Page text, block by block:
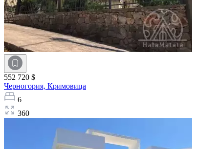
552 720 $
Черногория, Кримовица
6
360